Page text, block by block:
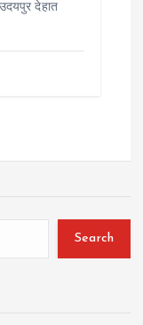
देहात
Search